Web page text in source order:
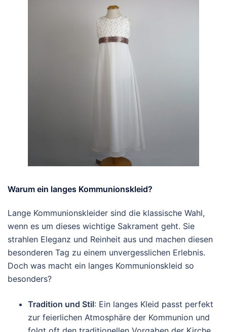
Warum ein langes Kommunionskleid?
Lange Kommunionskleider sind die klassische Wahl,
wenn es um dieses wichtige Sakrament geht. Sie
strahlen Eleganz und Reinheit aus und machen diesen
besonderen Tag zu einem unvergesslichen Erlebnis.
Doch was macht ein langes Kommunionskleid so
besonders?
Tradition und Stil: Ein langes Kleid passt perfekt
zur feierlichen Atmosphäre der Kommunion und